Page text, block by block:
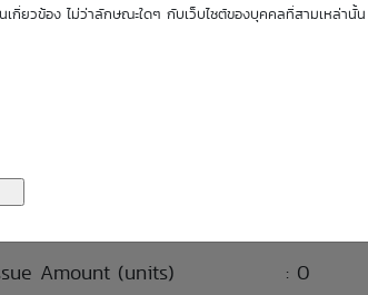
กี่ยวข้อง ไม่ว่าลักษณะใดๆ กับเว็บไซต์ของบุคคลที่สามเหล่านั้
Type
Amount (units) : 0